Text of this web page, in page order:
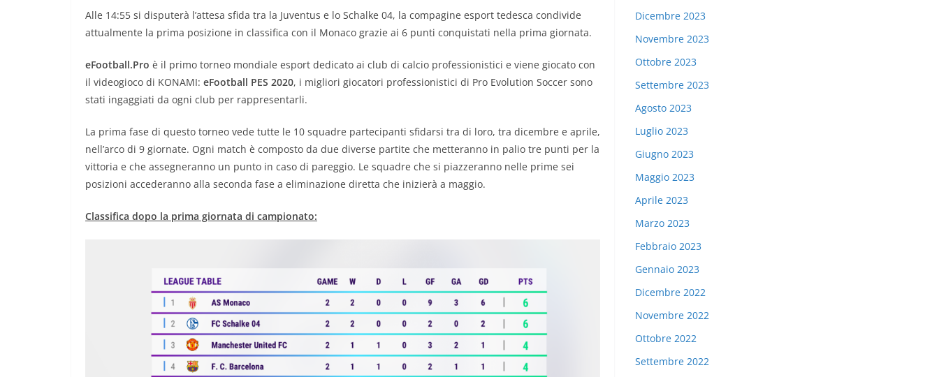
Alle 14:55 si disputerà l’attesa sfida tra la Juventus e lo Schalke 04, la compagine esport tedesca condivide
attualmente la prima posizione in classifica con il Monaco grazie ai 6 punti conquistati nella prima giornata.
eFootball.Pro è il primo torneo mondiale esport dedicato ai club di calcio professionistici e viene giocato con
il videogioco di KONAMI: eFootball PES 2020, i migliori giocatori professionistici di Pro Evolution Soccer sono
stati ingaggiati da ogni club per rappresentarli.
La prima fase di questo torneo vede tutte le 10 squadre partecipanti sfidarsi tra di loro, tra dicembre e aprile,
nell’arco di 9 giornate. Ogni match è composto da due diverse partite che metteranno in palio tre punti per la
vittoria e che assegneranno un punto in caso di pareggio. Le squadre che si piazzeranno nelle prime sei
posizioni accederanno alla seconda fase a eliminazione diretta che inizierà a maggio.
Classifica dopo la prima giornata di campionato:
Dicembre 2023
Novembre 2023
Ottobre 2023
Settembre 2023
Agosto 2023
Luglio 2023
Giugno 2023
Maggio 2023
Aprile 2023
Marzo 2023
Febbraio 2023
Gennaio 2023
Dicembre 2022
Novembre 2022
Ottobre 2022
Settembre 2022